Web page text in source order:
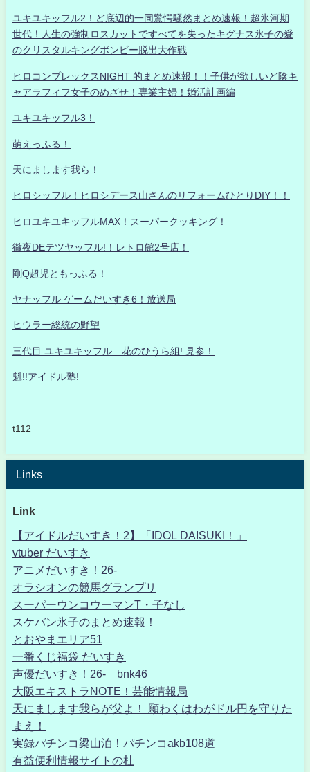
ユキユキッフル2！ど底辺的一同驚愕騒然まとめ速報！超氷河期
世代！人生の強制ロスカットですべてを失ったキグナス氷子の愛
のクリスタルキングボンビー脱出大作戦
ヒロコンプレックスNIGHT 的まとめ速報！！子供が欲しいど陰キ
ャアラフィフ女子のめざせ！専業主婦！婚活計画編
ユキユキッフル3！
萌えっふる！
天にまします我ら！
ヒロシッフル！ヒロシデース山さんのリフォームひとりDIY！！
ヒロユキユキッフルMAX！スーパークッキング！
徹夜DEテツヤッフル!！レトロ館2号店！
剛Q超児ともっふる！
ヤナッフル ゲームだいすき6！放送局
ヒウラー総統の野望
三代目 ユキユキッフル 花のひうら組! 見参！
魁!!アイドル塾!
t112
Links
Link
【アイドルだいすき！2】「IDOL DAISUKI！」
vtuber だいすき
アニメだいすき！26-
オラシオンの競馬グランプリ
スーパーウンコウーマンT・子なし
スケバン氷子のまとめ速報！
とおやまエリア51
一番くじ福袋 だいすき
声優だいすき！26- bnk46
大阪エキストラNOTE！芸能情報局
天にまします我らが父よ！ 願わくはわがドル円を守りた
まえ！
実録パチンコ梁山泊！パチンコakb108道
有益便利情報サイトの杜